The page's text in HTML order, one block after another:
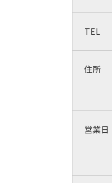
TEL
住所
営業日